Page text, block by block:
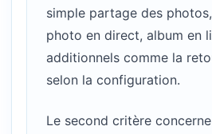
simple partage des
photo en direct, album en
additionnels comme la
selon la configuration.
Le second critère